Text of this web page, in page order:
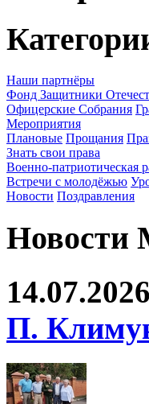
Наши партнёры
Фонд Защитники
Офицерские Собрания
Мероприятия
Плановые Прощания
Знать свои права
Военно-патриотическая
Встречи с молодёжью
Новости Поздравления
14.07.2026
П.